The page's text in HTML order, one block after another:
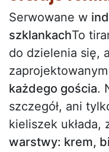
Serwowane w
szklankachTo
do dzielenia się,
każdego gościa.
szczegół, ani
kieliszek układa,
warstwy: krem,